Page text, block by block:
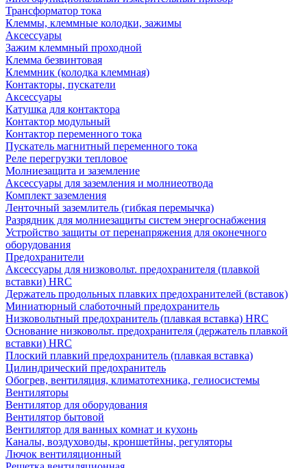
Трансформатор тока
Клеммы, клеммные колодки, зажимы
Аксессуары
Зажим клеммный проходной
Клемма безвинтовая
Клеммник (колодка клеммная)
Контакторы, пускатели
Аксессуары
Катушка для контактора
Контактор модульный
Контактор переменного тока
Пускатель магнитный переменного тока
Реле перегрузки тепловое
Молниезащита и заземление
Аксессуары для заземления и молниеотвода
Комплект заземления
Ленточный заземлитель (гибкая перемычка)
Разрядник для молниезащиты систем энергоснабжения
Устройство защиты от перенапряжения для оконечного
оборудования
Предохранители
Аксессуары для низковольт. предохранителя (плавкой
вставки) HRC
Держатель продольных плавких предохранителей (вставок)
Миниатюрный слаботочный предохранитель
Низковольтный предохранитель (плавкая вставка) HRC
Основание низковольт. предохранителя (держатель плавкой
вставки) HRC
Плоский плавкий предохранитель (плавкая вставка)
Цилиндрический предохранитель
Обогрев, вентиляция, климатотехника, гелиосистемы
Вентиляторы
Вентилятор для оборудования
Вентилятор бытовой
Вентилятор для ванных комнат и кухонь
Каналы, воздуховоды, кроншетйны, регуляторы
Лючок вентиляционный